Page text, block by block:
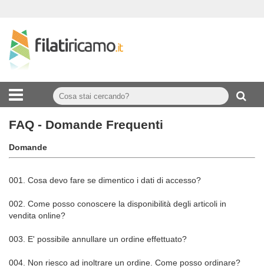
FAQ - Domande Frequenti
Domande
001. Cosa devo fare se dimentico i dati di accesso?
002. Come posso conoscere la disponibilità degli articoli in
vendita online?
003. E' possibile annullare un ordine effettuato?
004. Non riesco ad inoltrare un ordine. Come posso ordinare?